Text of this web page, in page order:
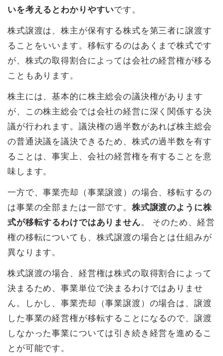
いを考えるとわかりやすいです。
株式譲渡は、株主が保有する株式を第三者に譲渡す
ることをいいます。移転するのはあくまで株式です
が、株式の取得割合によっては会社の経営権が移る
こともあります。
株主には、基本的に株主総会の議決権があります
が、この株主総会では会社の経営に深く関係する決
議が行われます。議決権の過半数があれば株主総会
の普通決議を議決できるため、株式の過半数を有す
ることは、事実上、会社の経営権を有することを意
味します。
一方で、事業売却（事業譲渡）の場合、移転するの
は事業の全部または一部です。 株式譲渡のように株
式が移転するわけではありません。 そのため、経営
権の移転についても、株式譲渡の場合とは仕組みが
異なります。
株式譲渡の場合、経営権は株式の取得割合によって
決まるため、事業単位で決まるわけではありませ
ん。しかし、事業売却（事業譲渡）の場合は、譲渡
した事業の経営権が移転することになるので、譲渡
しなかった事業については引き続き経営を進めるこ
とが可能です。